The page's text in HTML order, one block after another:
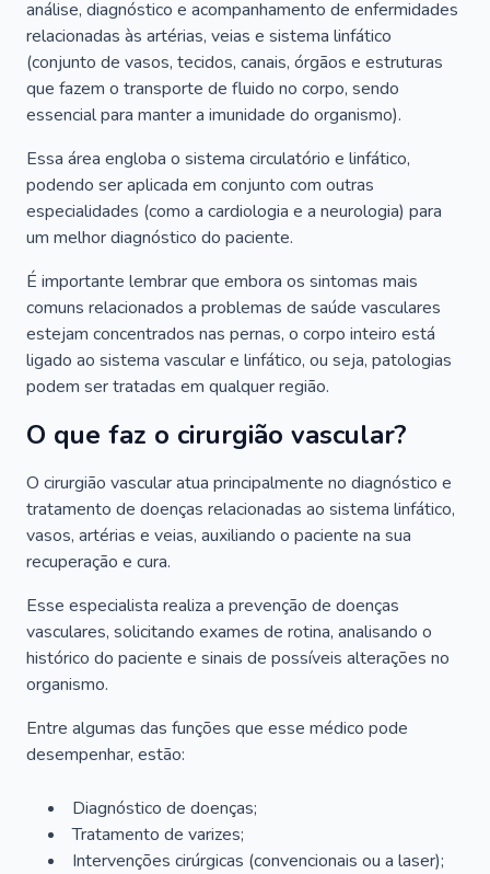
análise, diagnóstico e acompanhamento de enfermidades
relacionadas às artérias, veias e sistema linfático
(conjunto de vasos, tecidos, canais, órgãos e estruturas
que fazem o transporte de fluido no corpo, sendo
essencial para manter a imunidade do organismo).
Essa área engloba o sistema circulatório e linfático,
podendo ser aplicada em conjunto com outras
especialidades (como a cardiologia e a neurologia) para
um melhor diagnóstico do paciente.
É importante lembrar que embora os sintomas mais
comuns relacionados a problemas de saúde vasculares
estejam concentrados nas pernas, o corpo inteiro está
ligado ao sistema vascular e linfático, ou seja, patologias
podem ser tratadas em qualquer região.
O que faz o cirurgião vascular?
O cirurgião vascular atua principalmente no diagnóstico e
tratamento de doenças relacionadas ao sistema linfático,
vasos, artérias e veias, auxiliando o paciente na sua
recuperação e cura.
Esse especialista realiza a prevenção de doenças
vasculares, solicitando exames de rotina, analisando o
histórico do paciente e sinais de possíveis alterações no
organismo.
Entre algumas das funções que esse médico pode
desempenhar, estão:
Diagnóstico de doenças;
Tratamento de varizes;
Intervenções cirúrgicas (convencionais ou a laser);